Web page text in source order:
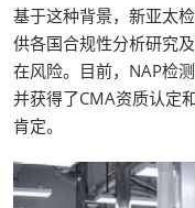
基于这种背景，新亚太
供各国合规性分析研究
在风险。目前，NAP检
并获得了CMA资质认定
肯定。